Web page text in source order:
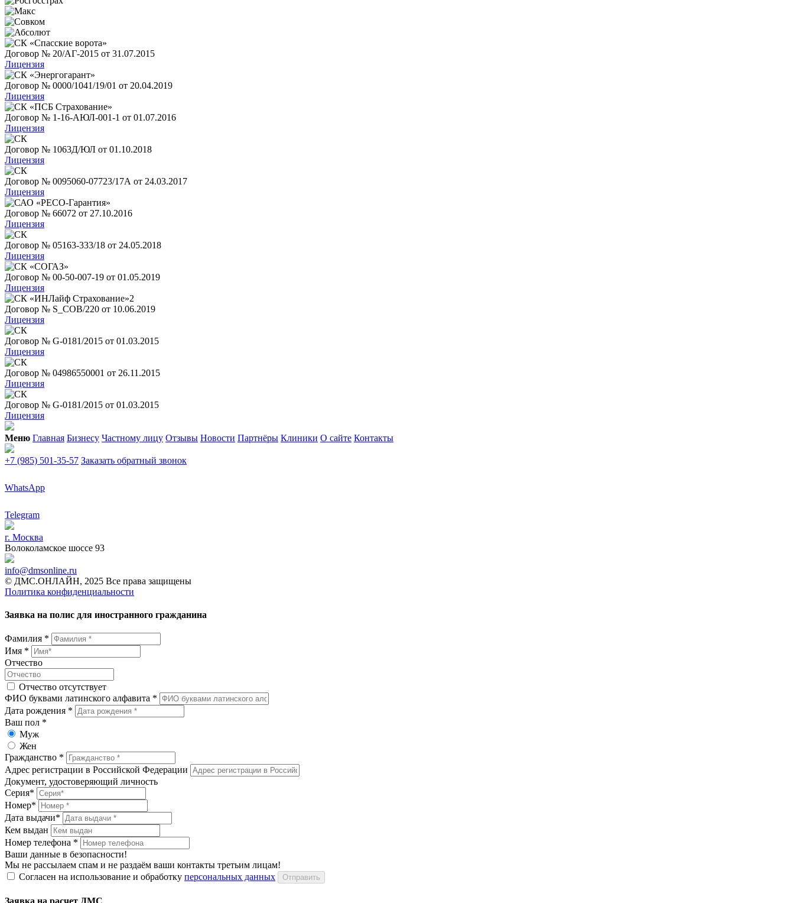
Договор № 20/АГ-2015 от 31.07.2015
Лицензия
Договор № 0000/1041/19/01 от 20.04.2019
Лицензия
Договор № 1-16-АЮЛ-001-1 от 01.07.2016
Лицензия
Договор № 1063Д/ЮЛ от 01.10.2018
Лицензия
Договор № 0095060-07723/17А от 24.03.2017
Лицензия
Договор № 66072 от 27.10.2016
Лицензия
Договор № 05163-333/18 от 24.05.2018
Лицензия
Договор № 00-50-007-19 от 01.05.2019
Лицензия
Договор № S_COB/220 от 10.06.2019
Лицензия
Договор № G-0181/2015 от 01.03.2015
Лицензия
Договор № 04986550001 от 26.11.2015
Лицензия
Договор № G-0181/2015 от 01.03.2015
Лицензия
Меню Главная Бизнесу Частному лицу Отзывы Новости Партнёры Клиники О сайте Контакты
+7 (985) 501-35-57 Заказать обратный звонок
WhatsApp
Telegram
г. Москва
Волоколамское шоссе 93
info@dmsonline.ru
© ДМС.ОНЛАЙН, 2025 Все права защищены
Политика конфиденциальности
Заявка на полис для иностранного гражданина
Фамилия *
Имя *
Отчество
Отчество отсутствует
ФИО буквами латинского алфавита *
Дата рождения *
Ваш пол *
Муж
Жен
Гражданство *
Адрес регистрации в Российской Федерации
Документ, удостоверяющий личность
Серия*
Номер*
Дата выдачи*
Кем выдан
Номер телефона *
Ваши данные в безопасности!
Мы не рассылаем спам и не раздаём ваши контакты третьим лицам!
Cогласен на использование и обработку персональных данных Отправить